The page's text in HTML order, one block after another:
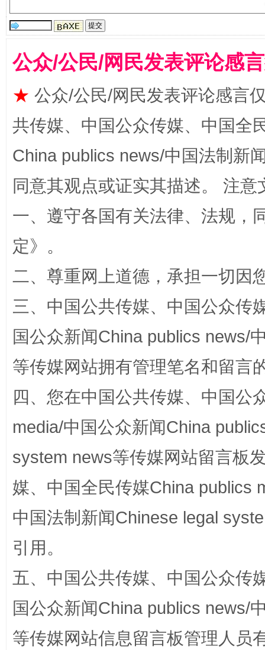
扯下公款旅游的“隐身衣” 如何以
“蜀中异人”王建安的艺术幻境
完善运行机制助力责任有效落实 一纸欠
东山县通报“牛蛙产品抗生素超标问题”
公众/公民/网民发表评论感
★ 公众/公民/网民发表评论感言
共传媒、中国公众传媒、中国全
China publics news/中国法制新
同意其观点或证实其描述。 注
一、遵守各国有关法律、法规，
定》。
二、尊重网上道德，承担一切因
三、中国公共传媒、中国公众传
国公众新闻China publics news/
等传媒网站拥有管理笔名和留言
四、您在中国公共传媒、中国公
media/中国公众新闻China
system news等传媒网站留言板
媒、中国全民传媒China publics
中国法制新闻Chinese legal
引用。
五、中国公共传媒、中国公众传
国公众新闻China publics news/
等传媒网站信息留言板管理人员